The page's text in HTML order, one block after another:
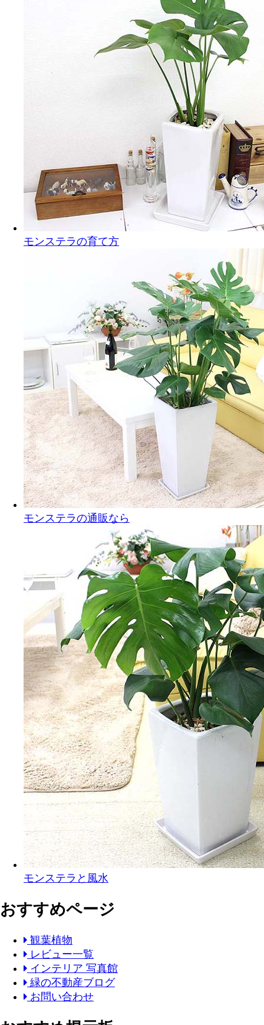
モンステラの育て方
モンステラの通販なら
モンステラと風水
おすすめページ
観葉植物
レビュー一覧
インテリア 写真館
緑の不動産ブログ
お問い合わせ